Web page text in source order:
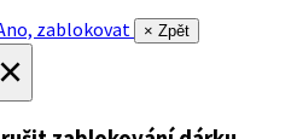
zablokovat
× Zpět